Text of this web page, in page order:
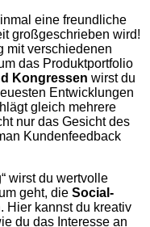
eine freundliche
großgeschrieben wird!
mit verschiedenen
das Produktportfolio
Kongressen wirst du
Entwicklungen
gleich mehrere
nur das Gesicht des
Kundenfeedback
wirst du wertvolle
geht, die Social-
Hier kannst du kreativ
du das Interesse an